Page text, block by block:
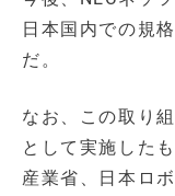
日本国内での規
だ。
なお、この取り
として実施した
産業省、日本ロ